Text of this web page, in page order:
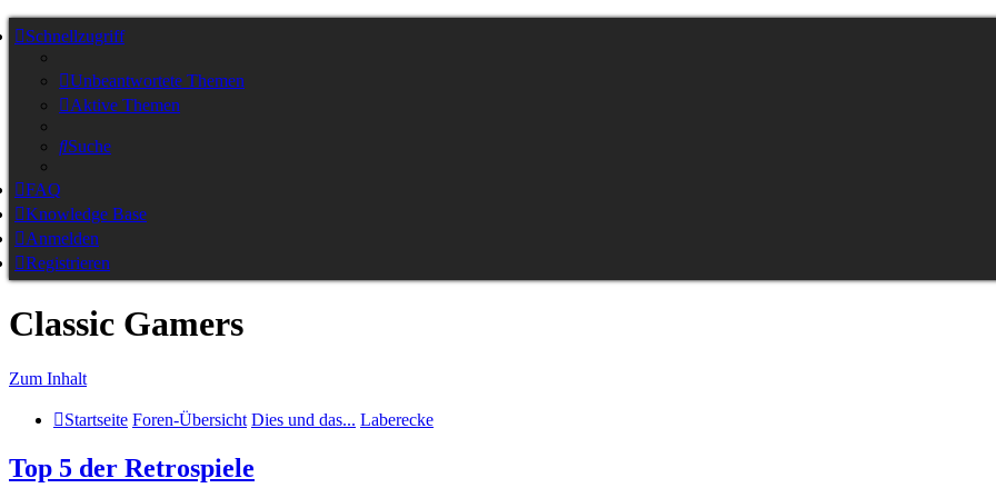
Schnellzugriff
Unbeantwortete Themen
Aktive Themen
Suche
FAQ
Knowledge Base
Anmelden
Registrieren
Classic Gamers
Zum Inhalt
Startseite Foren-Übersicht Dies und das... Laberecke
Top 5 der Retrospiele